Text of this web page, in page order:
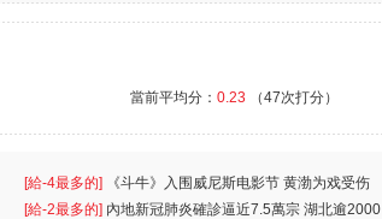
當前平均分： 0.23 （47次打分）
[給-4最多的]
《斗牛》入围威尼斯电影节 黄渤为戏受伤
一
[給-2最多的] 內地新冠肺炎確診逼近7.5萬宗 湖北逾2000